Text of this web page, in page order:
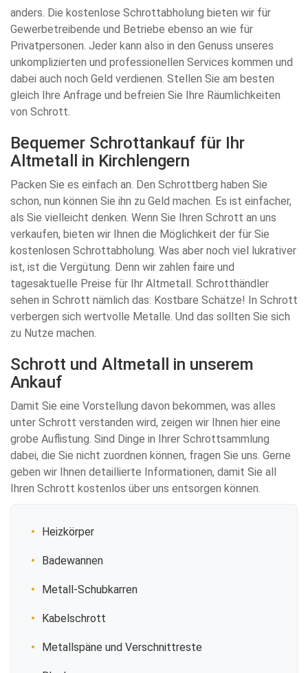
anders. Die kostenlose Schrottabholung bieten wir für
Gewerbetreibende und Betriebe ebenso an wie für
Privatpersonen. Jeder kann also in den Genuss unseres
unkomplizierten und professionellen Services kommen und
dabei auch noch Geld verdienen. Stellen Sie am besten
gleich Ihre Anfrage und befreien Sie Ihre Räumlichkeiten
von Schrott.
Bequemer Schrottankauf für Ihr
Altmetall in Kirchlengern
Packen Sie es einfach an. Den Schrottberg haben Sie
schon, nun können Sie ihn zu Geld machen. Es ist einfacher,
als Sie vielleicht denken. Wenn Sie Ihren Schrott an uns
verkaufen, bieten wir Ihnen die Möglichkeit der für Sie
kostenlosen Schrottabholung. Was aber noch viel lukrativer
ist, ist die Vergütung. Denn wir zahlen faire und
tagesaktuelle Preise für Ihr Altmetall. Schrotthändler
sehen in Schrott nämlich das: Kostbare Schätze! In Schrott
verbergen sich wertvolle Metalle. Und das sollten Sie sich
zu Nutze machen.
Schrott und Altmetall in unserem
Ankauf
Damit Sie eine Vorstellung davon bekommen, was alles
unter Schrott verstanden wird, zeigen wir Ihnen hier eine
grobe Auflistung. Sind Dinge in Ihrer Schrottsammlung
dabei, die Sie nicht zuordnen können, fragen Sie uns. Gerne
geben wir Ihnen detaillierte Informationen, damit Sie all
Ihren Schrott kostenlos über uns entsorgen können.
Heizkörper
Badewannen
Metall-Schubkarren
Kabelschrott
Metallspäne und Verschnittreste